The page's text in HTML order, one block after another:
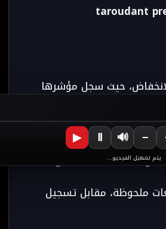
حيث سجل مؤشرها
ملحوظة، مقابل تسجيل
▶ 🔊 −
يتم تشغيل الفيديو...